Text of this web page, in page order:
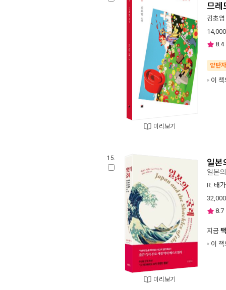
미리보기
므레
김초엽
14,000
8.4
양탄
이
15.
미리보기
일본
일본
R. 태
32,000
8.7
지금
이